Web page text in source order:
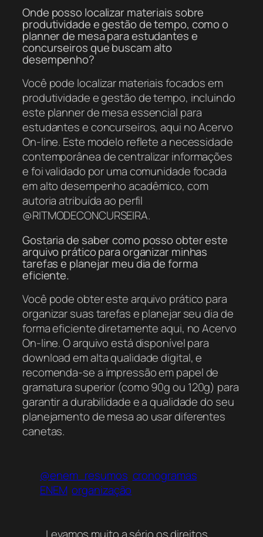
Onde posso localizar materiais sobre
produtividade e gestão de tempo, como o
planner de mesa para estudantes e
concurseiros que buscam alto
desempenho?
Você pode localizar materiais focados em
produtividade e gestão de tempo, incluindo
este planner de mesa essencial para
estudantes e concurseiros, aqui no Acervo
On-line. Este modelo reflete a necessidade
contemporânea de centralizar informações
e foi validado por uma comunidade focada
em alto desempenho acadêmico, com
autoria atribuída ao perfil
@RITMODECONCURSEIRA.
Gostaria de saber como posso obter este
arquivo prático para organizar minhas
tarefas e planejar meu dia de forma
eficiente.
Você pode obter este arquivo prático para
organizar suas tarefas e planejar seu dia de
forma eficiente diretamente aqui, no Acervo
On-line. O arquivo está disponível para
download em alta qualidade digital, e
recomenda-se a impressão em papel de
gramatura superior (como 90g ou 120g) para
garantir a durabilidade e a qualidade do seu
planejamento de mesa ao usar diferentes
canetas.
@enem_resumos cronogramas
ENEM organização